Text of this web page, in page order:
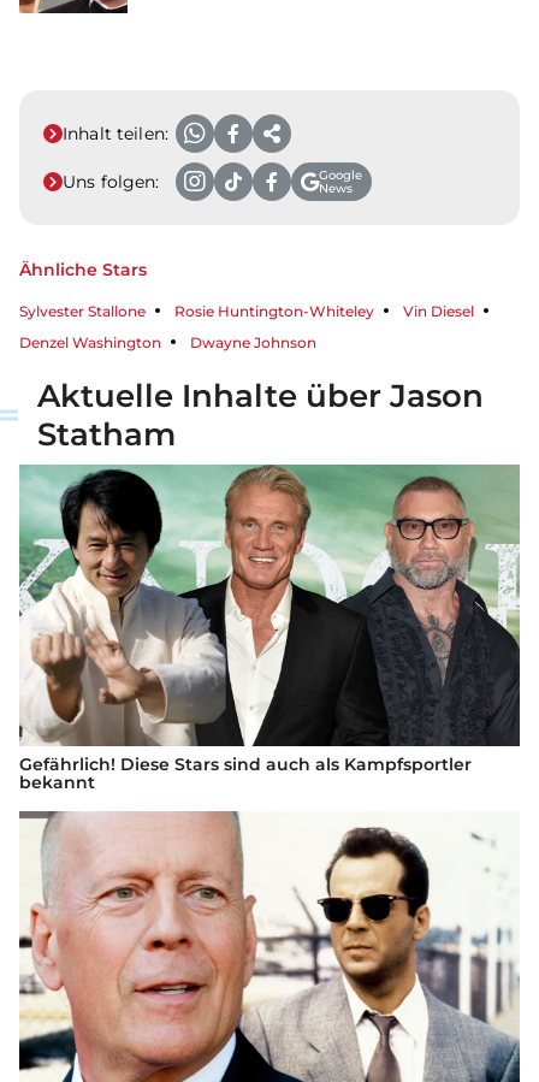
Inhalt teilen:
Uns folgen:
Google
News
Ähnliche Stars
Sylvester Stallone Rosie Huntington-Whiteley
Vin Diesel
Denzel Washington
Dwayne Johnson
Aktuelle Inhalte über Jason
Statham
Gefährlich! Diese Stars sind auch als Kampfsportler
bekannt